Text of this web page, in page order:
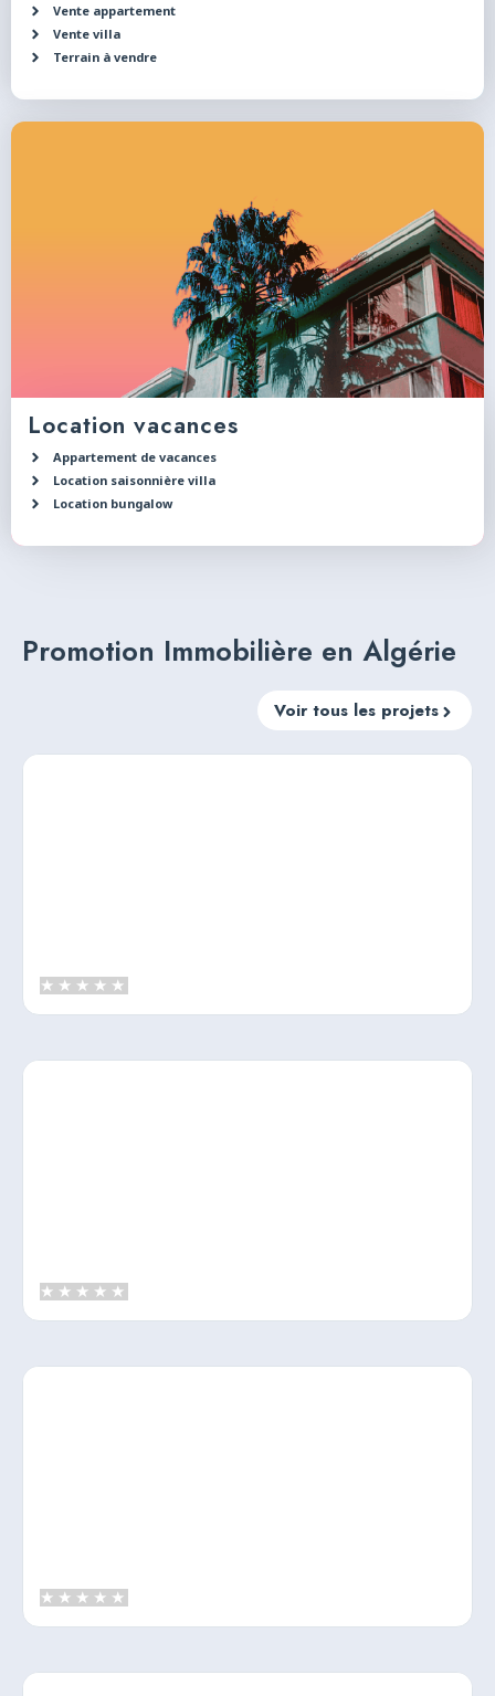
Vente appartement
Vente villa
Terrain à vendre
Location vacances
Appartement de vacances
Location saisonnière villa
Location bungalow
Promotion Immobilière en Algérie
Voir tous les projets